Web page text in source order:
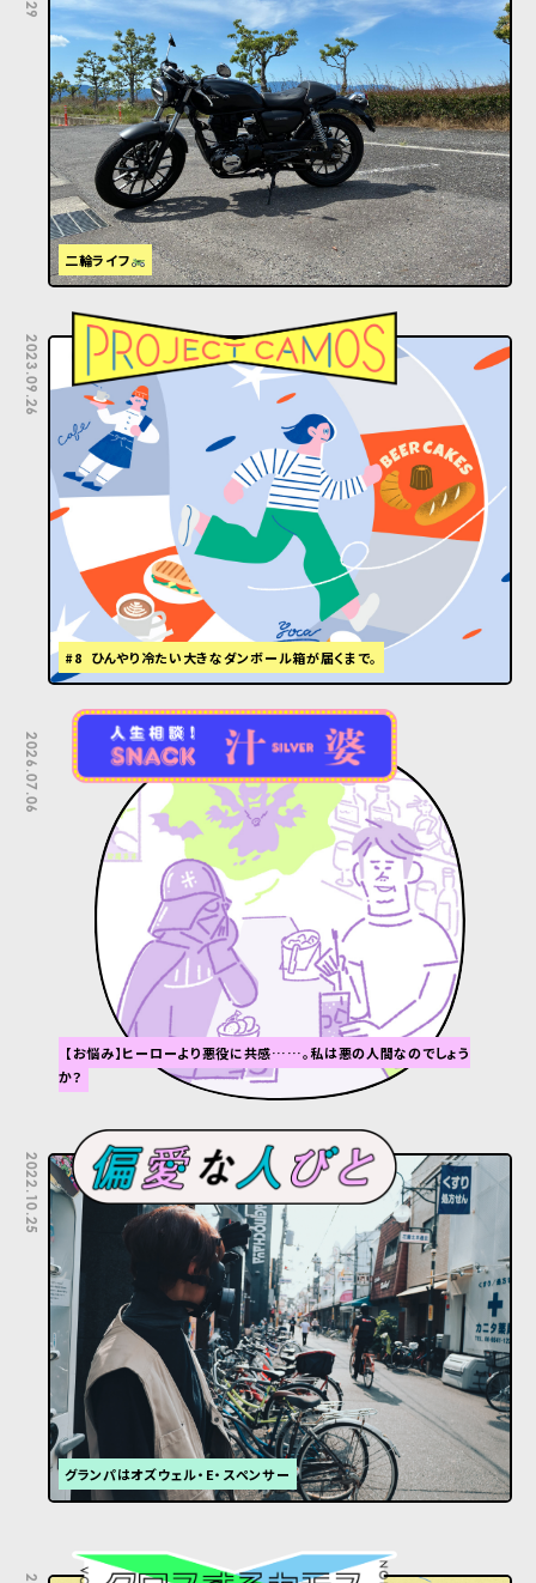
二輪ライフ
2023.09.26
#8 ひんやり冷たい大きなダンボール箱が届くまで。
2026.07.06
【お悩み】ヒーローより悪役に共感……。私は悪の人間なのでしょう
か？
2022.10.25
グランパはオズウェル・E・スペンサー